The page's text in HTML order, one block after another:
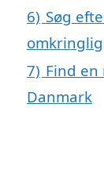
6) Søg
7) Find en
Danmark